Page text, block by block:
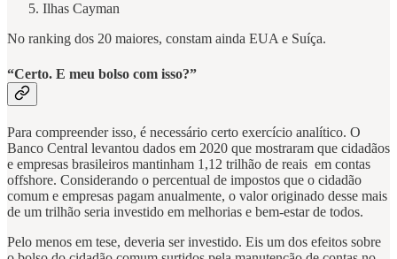
Ilhas Cayman
No ranking dos 20 maiores, constam ainda EUA e Suíça.
“Certo. E meu bolso com isso?”
Para compreender isso, é necessário certo exercício analítico. O
Banco Central levantou dados em 2020 que mostraram que cidadãos
e empresas brasileiros mantinham 1,12 trilhão de reais em contas
offshore. Considerando o percentual de impostos que o cidadão
comum e empresas pagam anualmente, o valor originado desse mais
de um trilhão seria investido em melhorias e bem-estar de todos.
Pelo menos em tese, deveria ser investido. Eis um dos efeitos sobre